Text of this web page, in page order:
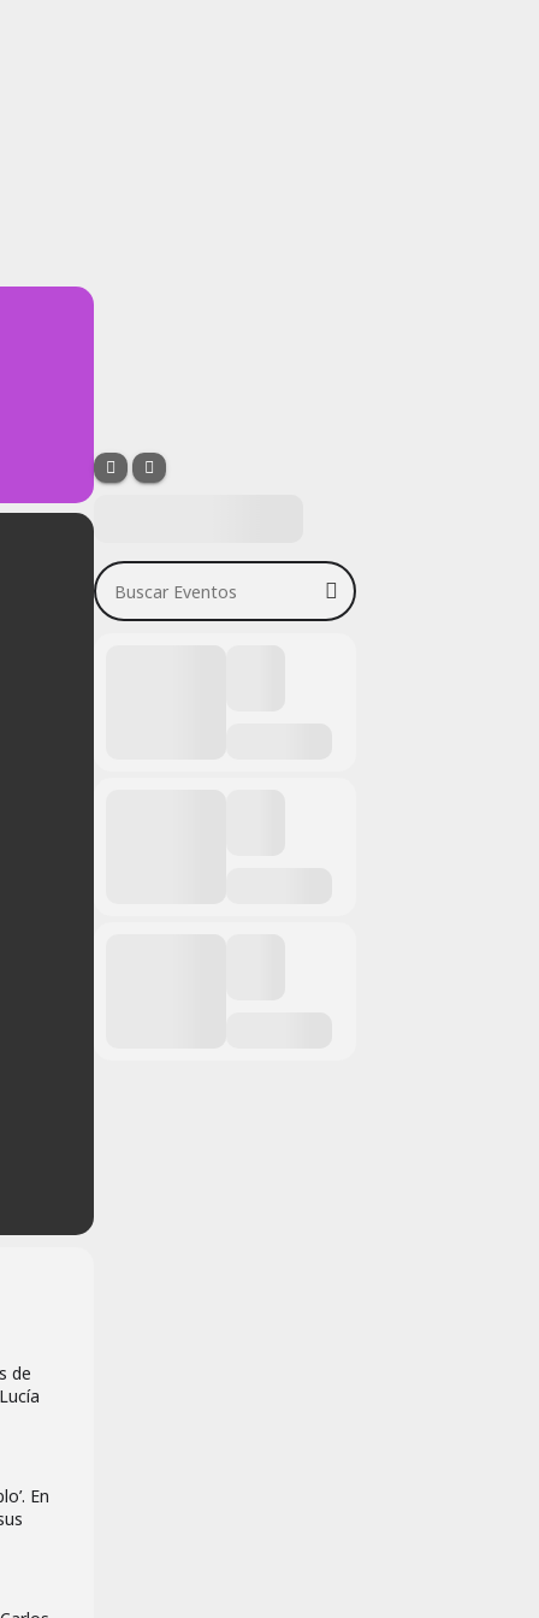
de
En
Buscar Eventos